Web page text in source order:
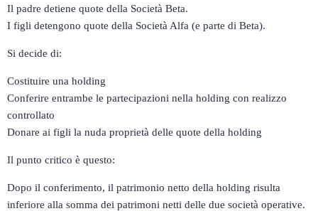
Il padre detiene quote della Società Beta.
I figli detengono quote della Società Alfa (e parte di Beta).
Si decide di:
Costituire una holding
Conferire entrambe le partecipazioni nella holding con realizzo
controllato
Donare ai figli la nuda proprietà delle quote della holding
Il punto critico è questo:
Dopo il conferimento, il patrimonio netto della holding risulta
inferiore alla somma dei patrimoni netti delle due società operative.